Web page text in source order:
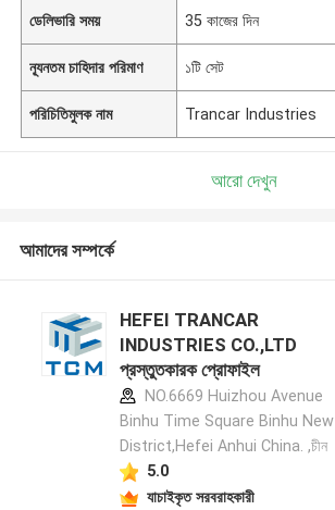
ডেলিভারি সময় 35 কাজের দিন
ন্যূনতম চাহিদার পরিমাণ ১টি সেট
পরিচিতিমুলক নাম Trancar Industries
আরো দেখুন
আমাদের সম্পর্কে
HEFEI TRANCAR
INDUSTRIES CO.,LTD
প্রস্তুতকারক প্রোফাইল
NO.6669 Huizhou Avenue
Binhu Time Square Binhu New
District,Hefei Anhui China. ,চীন
5.0
যাচাইকৃত সরবরাহকারী